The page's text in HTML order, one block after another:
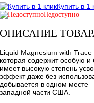
Купить в 1
Недоступно
ОПИСАНИЕ
Liquid Magnesium with Trace
которая содержит особую
имеет высокую степень
эффект даже без
добывается в одном месте
западной части США.